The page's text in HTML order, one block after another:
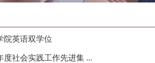
院英语双学位
度社会实践工作先进集 ...